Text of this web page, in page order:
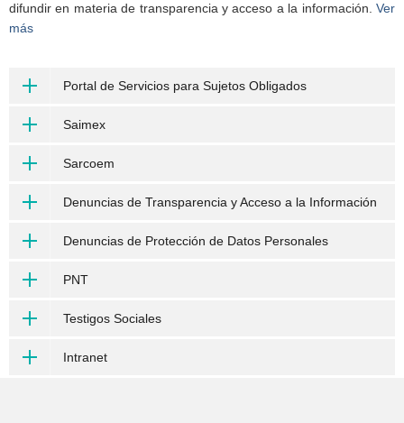
difundir en materia de transparencia y acceso a la información. Ver
más
Portal de Servicios para Sujetos Obligados
Saimex
Sarcoem
Denuncias de Transparencia y Acceso a la Información
Denuncias de Protección de Datos Personales
PNT
Testigos Sociales
Intranet